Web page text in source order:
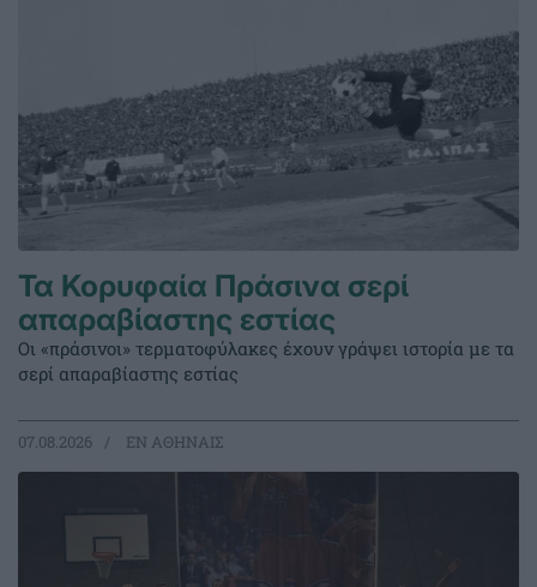
Τα Κορυφαία Πράσινα σερί
απαραβίαστης εστίας
Οι «πράσινοι» τερματοφύλακες έχουν γράψει ιστορία με τα
σερί απαραβίαστης εστίας
07.08.2026 EΝ ΑΘΗΝΑΙΣ